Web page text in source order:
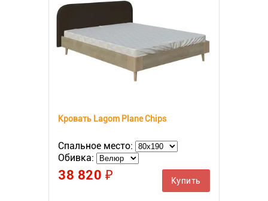
Кровать Lagom Plane Chips
Спальное место:
Обивка:
38 820 ₽ Купить